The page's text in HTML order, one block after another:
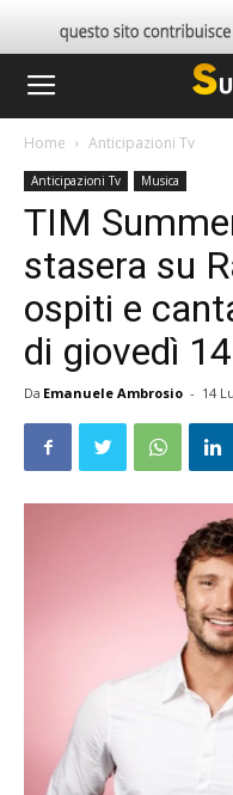
Home Anticipazioni Tv
Anticipazioni Tv Musica
TIM
stasera su
ospiti e
di giovedì
Da Emanuele Ambrosio - 14